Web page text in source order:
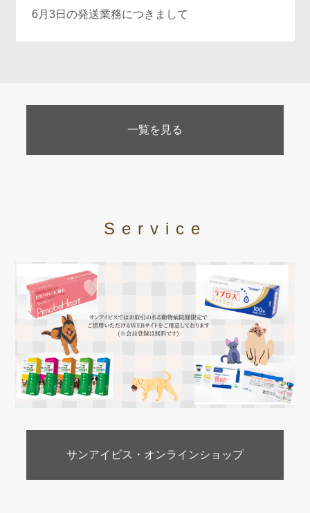
6月3日の発送業務につきまして
一覧を見る
Service
サンアイビス・オンラインショップ